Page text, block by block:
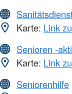
Karte: Link
Senioren -
Karte: Link
Seniorenhilfe